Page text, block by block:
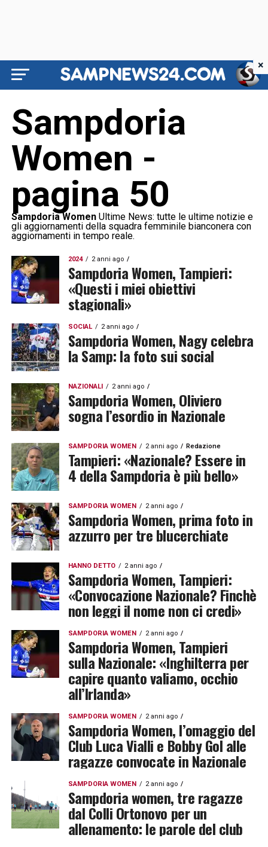
Sampdoria
Women -
pagina 50
Sampdoria WomenUltime News: tutte le ultime notizie e
gli aggiornamenti della squadra femminile bianconera con
aggiornamenti in tempo reale.
2024 2 anni ago
Sampdoria Women, Tampieri:
«Questi i miei obiettivi
stagionali»
SOCIAL 2 anni ago
Sampdoria Women, Nagy celebra
la Samp: la foto sui social
NAZIONALI 2 anni ago
Sampdoria Women, Oliviero
sogna l’esordio in Nazionale
SAMPDORIA WOMEN 2 anni ago Redazione
Tampieri: «Nazionale? Essere in
4 della Sampdoria è più bello»
SAMPDORIA WOMEN 2 anni ago
Sampdoria Women, prima foto in
azzurro per tre blucerchiate
HANNO DETTO 2 anni ago
Sampdoria Women, Tampieri:
«Convocazione Nazionale? Finchè
non leggi il nome non ci credi»
SAMPDORIA WOMEN 2 anni ago
Sampdoria Women, Tampieri
sulla Nazionale: «Inghilterra per
capire quanto valiamo, occhio
all’Irlanda»
SAMPDORIA WOMEN 2 anni ago
Sampdoria Women, l’omaggio del
Club Luca Vialli e Bobby Gol alle
ragazze convocate in Nazionale
SAMPDORIA WOMEN 2 anni ago
Sampdoria women, tre ragazze
dal Colli Ortonovo per un
allenamento: le parole del club
×